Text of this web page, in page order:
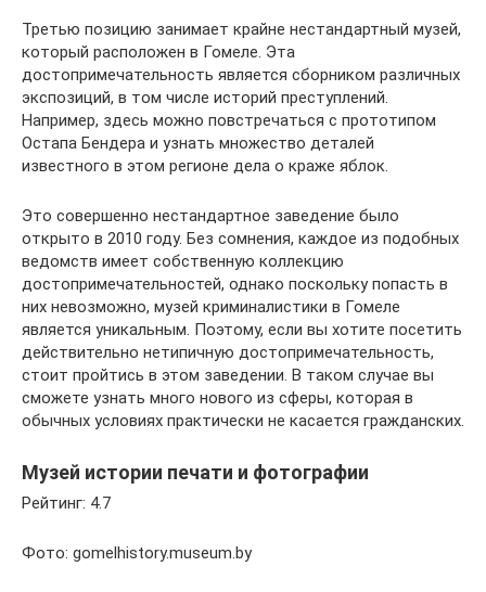
Третью позицию занимает крайне нестандартный музей,
который расположен в Гомеле. Эта
достопримечательность является сборником различных
экспозиций, в том числе историй преступлений.
Например, здесь можно повстречаться с прототипом
Остапа Бендера и узнать множество деталей
известного в этом регионе дела о краже яблок.
Это совершенно нестандартное заведение было
открыто в 2010 году. Без сомнения, каждое из подобных
ведомств имеет собственную коллекцию
достопримечательностей, однако поскольку попасть в
них невозможно, музей криминалистики в Гомеле
является уникальным. Поэтому, если вы хотите посетить
действительно нетипичную достопримечательность,
стоит пройтись в этом заведении. В таком случае вы
сможете узнать много нового из сферы, которая в
обычных условиях практически не касается гражданских.
Музей истории печати и фотографии
Рейтинг: 4.7
Фото: gomelhistory.museum.by